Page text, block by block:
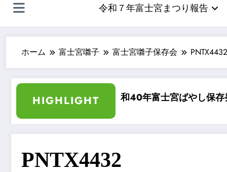
令和７年富士宮まつり報告
ホーム 富士宮囃子 富士宮囃子保存会 PNTX4432
HIGHLIGHT昭和40年富士宮ばやし保存発表会
PNTX4432